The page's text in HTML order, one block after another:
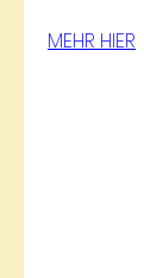
MEHR HIER